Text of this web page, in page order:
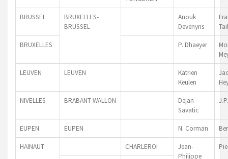
BRUSSEL
BRUXELLES-
BRUSSEL
Anouk
Devenyns
BRUXELLES P. Dhaeyer
LEUVEN LEUVEN
Katrien
Keulen
NIVELLES BRABANT-WALLON
Dejan
Savatic
EUPEN EUPEN N. Corman
HAINAUT CHARLEROI
Jean-
Philippe